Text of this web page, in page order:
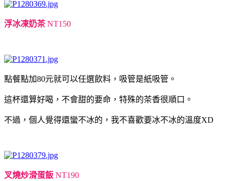
浮冰凍奶茶NT150
點餐點加80元就可以任選飲料，吸管是紙吸管。
這杯還算好喝，不會甜的要命，特殊的茶香很順口。
不過，個人覺得還蠻不冰的，我不喜歡要冰不冰的溫度XD
叉燒炒滑蛋飯 NT190